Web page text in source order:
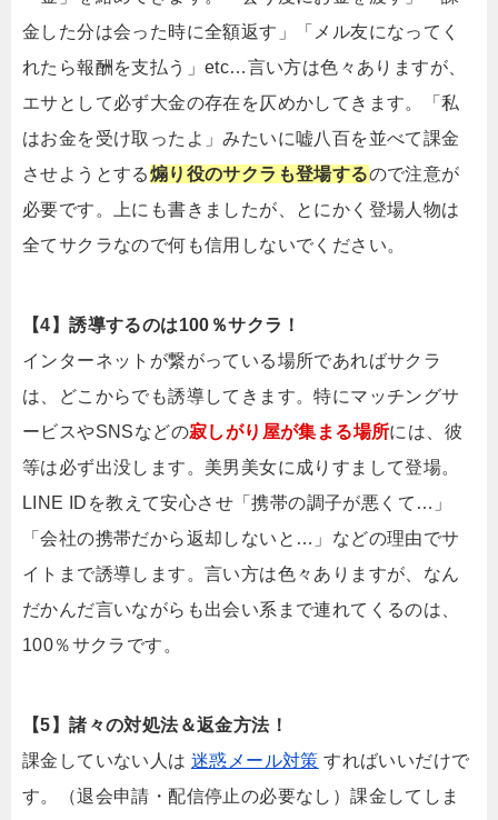
金した分は会った時に全額返す」「メル友になってく
れたら報酬を支払う」etc…言い方は色々ありますが、
エサとして必ず大金の存在を仄めかしてきます。「私
はお金を受け取ったよ」みたいに嘘八百を並べて課金
させようとする煽り役のサクラも登場するので注意が
必要です。上にも書きましたが、とにかく登場人物は
全てサクラなので何も信用しないでください。
【4】誘導するのは100％サクラ！
インターネットが繋がっている場所であればサクラ
は、どこからでも誘導してきます。特にマッチングサ
ービスやSNSなどの寂しがり屋が集まる場所には、彼
等は必ず出没します。美男美女に成りすまして登場。
LINE IDを教えて安心させ「携帯の調子が悪くて…」
「会社の携帯だから返却しないと…」などの理由でサ
イトまで誘導します。言い方は色々ありますが、なん
だかんだ言いながらも出会い系まで連れてくるのは、
100％サクラです。
【5】諸々の対処法＆返金方法！
課金していない人は 迷惑メール対策 すればいいだけで
す。（退会申請・配信停止の必要なし）課金してしま